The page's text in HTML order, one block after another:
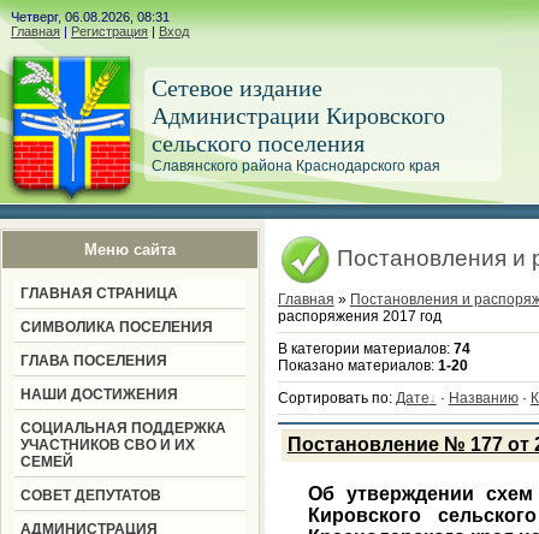
Четверг, 06.08.2026, 08:31
Главная | Регистрация | Вход
Сетевое издание
Администрации Кировского
сельского поселения
Славянского района Краснодарского края
Меню сайта
ГЛАВНАЯ СТРАНИЦА
СИМВОЛИКА ПОСЕЛЕНИЯ
ГЛАВА ПОСЕЛЕНИЯ
НАШИ ДОСТИЖЕНИЯ
СОЦИАЛЬНАЯ ПОДДЕРЖКА
УЧАСТНИКОВ СВО И ИХ
СЕМЕЙ
СОВЕТ ДЕПУТАТОВ
АДМИНИСТРАЦИЯ
Постановления и
Главная » Постановления и
распоряжения 2017 год
В категории материалов: 74
Показано материалов: 1-20
Сортировать по: Дате · Названию·
Постановление № 177 от
Об утверждении
Кировского